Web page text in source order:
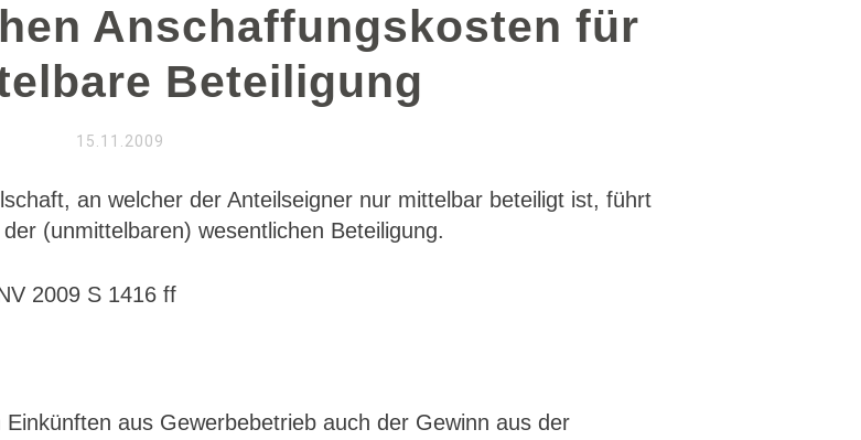
Anschaffungskosten für
Beteiligung
15.11.2009
an welcher der Anteilseigner nur mittelbar beteiligt ist, führt
(unmittelbaren) wesentlichen Beteiligung.
2009 S 1416 ff
aus Gewerbebetrieb auch der Gewinn aus der